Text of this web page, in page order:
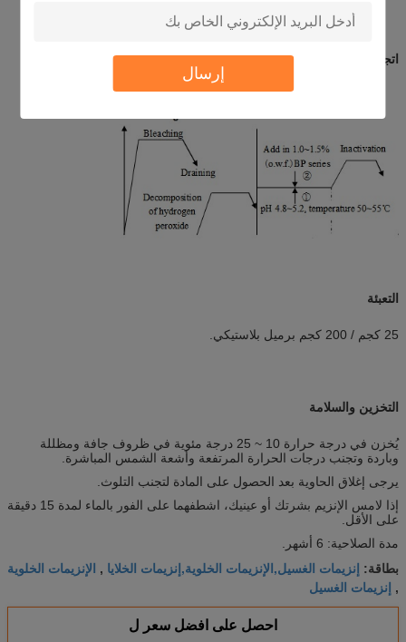
إرسال
اتجاه الاستخدام
التعبئة
25 كجم / 200 كجم برميل بلاستيكي.
التخزين والسلامة
يُخزن في درجة حرارة 10 ~ 25 درجة مئوية في ظروف جافة ومظللة
وباردة وتجنب درجات الحرارة المرتفعة وأشعة الشمس المباشرة.
يرجى إغلاق الحاوية بعد الحصول على المادة لتجنب التلوث.
إذا لامس الإنزيم بشرتك أو عينيك، اشطفهما على الفور بالماء لمدة 15 دقيقة
على الأقل.
مدة الصلاحية: 6 أشهر.
بطاقة: إنزيمات الغسيل,الإنزيمات الخلوية,إنزيمات الخلايا , الإنزيمات الخلوية
, إنزيمات الغسيل
احصل على افضل سعر ل